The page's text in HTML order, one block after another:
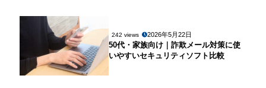
242 views 2026年5月22日
50代・家族向け｜詐欺メール対策に使
いやすいセキュリティソフト比較